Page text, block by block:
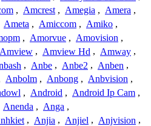
, Amcrest , Amegia , Amera ,
Ameta , Amiccom , Amiko ,
, Amorvue , Amovision ,
Amview , Amview Hd , Amway ,
, Anbe , Anbe2 , Anben ,
Anbolm , Anbong , Anbvision ,
, Android , Android Ip Cam ,
Anenda , Anga ,
, Anjia , Anjiel , Anjvision ,